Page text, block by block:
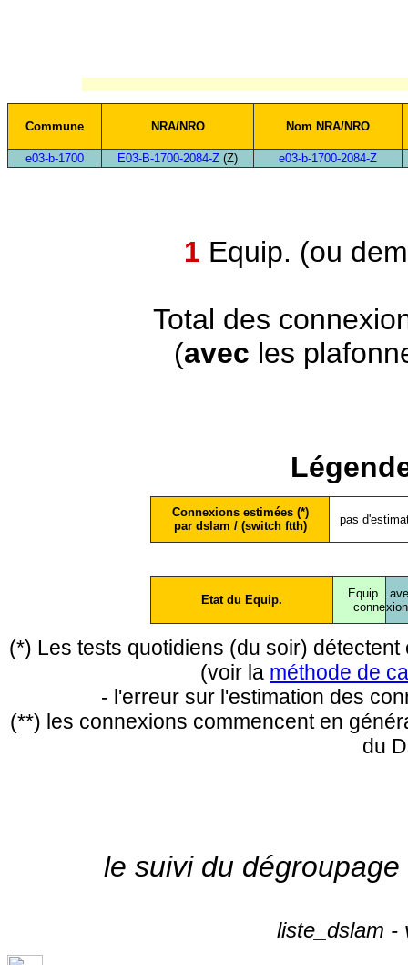
Commune NRA/NRO Nom NRA/NRO
e03-b-1700 E03-B-1700-2084-Z (Z) e03-b-1700-2084-Z
1 Equip. (ou
Total des
(avec les
Connexions estimées (*)
par dslam / (switch ftth)
pas
Etat du Equip.
Equip.
conne
(*) Les tests quotidiens (du soir)
(voir la méthode de
- l'erreur sur l'estimation des
(**) les connexions commencent en
du
le suivi du
liste_dslam -